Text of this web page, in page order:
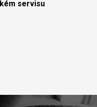
servisu